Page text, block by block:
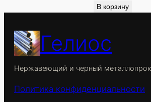
В корзину
Гелиос
Нержавеющий и черный
Политика конфиденциальности